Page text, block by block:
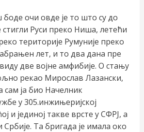
очи овде је то што су до
Руси преко Ниша, летећи
територије Румуније преко
лет, и то два дана пре
две војне амфибије. О стању
рекао Мирослав Лазански,
сам ја био Начелник
у 305.инжињеријској
и јединој такве врсте у СФРЈ, а
Србије. Та бригада је имала око